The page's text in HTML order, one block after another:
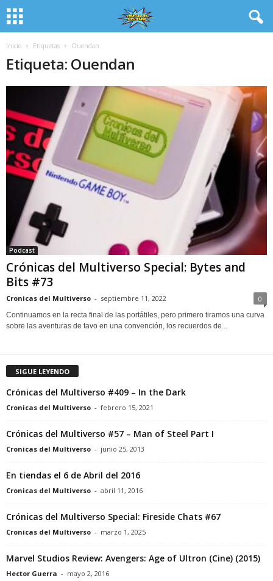
Inicio Etiquetas Ouendan
Etiqueta: Ouendan
Podcast
Crónicas del Multiverso Special: Bytes and
Bits #73
Cronicas del Multiverso - septiembre 11, 2022 0
Continuamos en la recta final de las portátiles, pero primero tiramos una curva
sobre las aventuras de tavo en una convención, los recuerdos de...
SIGUE LEYENDO
Crónicas del Multiverso #409 – In the Dark
Cronicas del Multiverso - febrero 15, 2021
Crónicas del Multiverso #57 – Man of Steel Part I
Cronicas del Multiverso - junio 25, 2013
En tiendas el 6 de Abril del 2016
Cronicas del Multiverso - abril 11, 2016
Crónicas del Multiverso Special: Fireside Chats #67
Cronicas del Multiverso - marzo 1, 2025
Marvel Studios Review: Avengers: Age of Ultron (Cine) (2015)
Hector Guerra - mayo 2, 2016